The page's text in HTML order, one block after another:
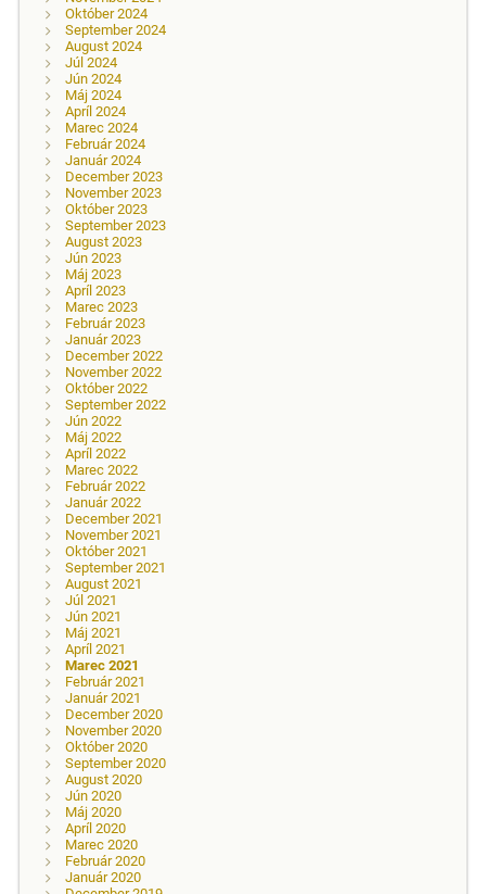
Október 2024
September 2024
August 2024
Júl 2024
Jún 2024
Máj 2024
Apríl 2024
Marec 2024
Február 2024
Január 2024
December 2023
November 2023
Október 2023
September 2023
August 2023
Jún 2023
Máj 2023
Apríl 2023
Marec 2023
Február 2023
Január 2023
December 2022
November 2022
Október 2022
September 2022
Jún 2022
Máj 2022
Apríl 2022
Marec 2022
Február 2022
Január 2022
December 2021
November 2021
Október 2021
September 2021
August 2021
Júl 2021
Jún 2021
Máj 2021
Apríl 2021
Marec 2021
Február 2021
Január 2021
December 2020
November 2020
Október 2020
September 2020
August 2020
Jún 2020
Máj 2020
Apríl 2020
Marec 2020
Február 2020
Január 2020